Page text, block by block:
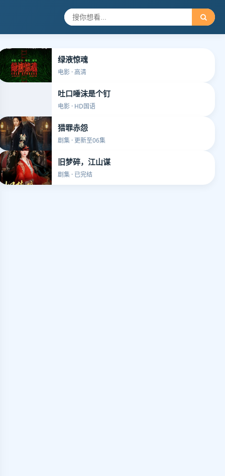
绿液惊魂
电影 · 高清
吐口唾沫是个钉
电影 · HD国语
猎罪赤怨
剧集 · 更新至06集
旧梦碎，江山谋
剧集 · 已完结